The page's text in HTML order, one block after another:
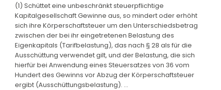
(1) Schüttet eine unbeschränkt steuerpflichtige
Kapitalgesellschaft Gewinne aus, so mindert oder erhöht
sich ihre Körperschaftsteuer um den Unterschiedsbetrag
zwischen der bei ihr eingetretenen Belastung des
Eigenkapitals (Tarifbelastung), das nach § 28 als für die
Ausschüttung verwendet gilt, und der Belastung, die sich
hierfür bei Anwendung eines Steuersatzes von 36 vom
Hundert des Gewinns vor Abzug der Körperschaftsteuer
ergibt (Ausschüttungsbelastung). ...